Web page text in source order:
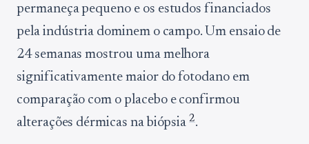
permaneça pequeno e os estudos financiados
pela indústria dominem o campo. Um ensaio de
24 semanas mostrou uma melhora
significativamente maior do fotodano em
comparação com o placebo e confirmou
alterações dérmicas na biópsia2.